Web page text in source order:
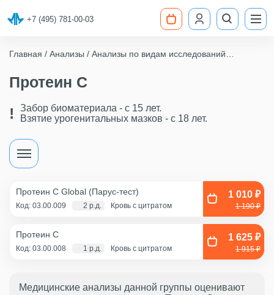
+7 (495) 781-00-03
Главная Анализы
Анализы по видам исследований
Протеин C
Забор биоматериала - c 15 лет.
Взятие урогенитальных мазков - с 18 лет.
Протеин C Global (Парус-тест)
Код: 03.00.009 2 р.д. Кровь с цитратом
1 010 ₽
1 190 ₽
Протеин С
Код: 03.00.008 1 р.д. Кровь с цитратом
1 625 ₽
1 915 ₽
Медицинские анализы данной группы оценивают